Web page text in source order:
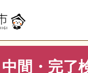
組織でさがす >建築指
間・完了